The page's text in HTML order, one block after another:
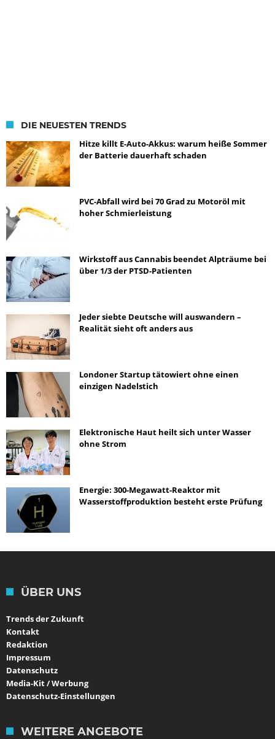
DIE NEUESTEN TRENDS
Hitze killt E-Auto-Akkus: warum heiße Sommer
der Batterie dauerhaft schaden
PVC-Abfall wird bei 70 Grad zu Motoröl mit
hoher Schmierleistung
Wirkstoff aus Cannabis beendet Alpträume bei
über 1/3 der PTSD-Patienten
Jeder siebte Deutsche will auswandern –
Realität sieht oft anders aus
Londoner Startup tätowiert ohne einen
einzigen Nadelstich
Elektronische Haut heilt sich unter Wasser
ohne Strom
Energie: 300-Megawatt-Reaktor mit
Wasserstoffproduktion besteht erste Prüfung
ÜBER UNS
Trends der Zukunft
Kontakt
Redaktion
Impressum
Datenschutz
Media-Kit / Werbung
Datenschutz-Einstellungen
WEITERE ANGEBOTE